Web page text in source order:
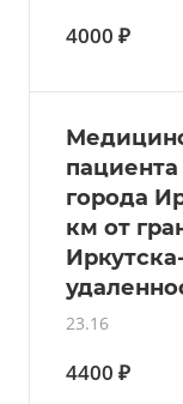
4000 ₽
города
км от
23.16
4400 ₽